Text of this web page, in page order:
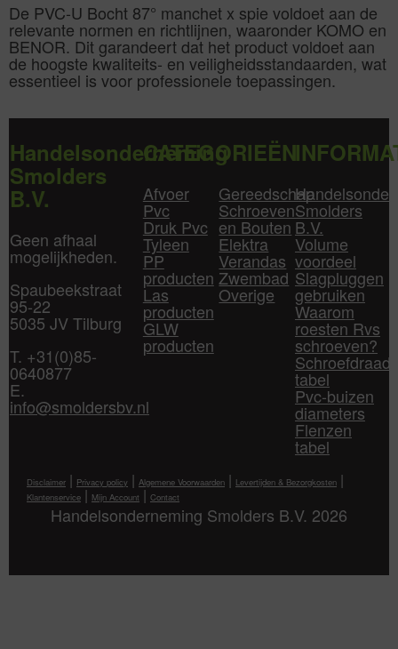
De PVC-U Bocht 87° manchet x spie voldoet aan de
relevante normen en richtlijnen, waaronder KOMO en
BENOR. Dit garandeert dat het product voldoet aan
de hoogste kwaliteits- en veiligheidsstandaarden, wat
essentieel is voor professionele toepassingen.
Handelsonderneming
Smolders
B.V.
Geen afhaal
mogelijkheden.
Spaubeekstraat
95-22
5035 JV Tilburg
T. +31(0)85-
0640877
E.
info@smoldersbv.nl
CATEGORIEËN
Afvoer
Pvc
Druk Pvc
Tyleen
PP
producten
Las
producten
GLW
producten
Gereedschap
Schroeven
en Bouten
Elektra
Verandas
Zwembad
Overige
Smolders
B.V.
Volume
voordeel
Slagpluggen
gebruiken
Waarom
roesten Rvs
schroeven?
Schroefdraad
tabel
Pvc-buizen
diameters
Flenzen
tabel
Disclaimer | Privacy policy | Algemene Voorwaarden | Levertijden & Bezorgkosten |
Klantenservice | Mijn Account | Contact
Handelsonderneming Smolders B.V. 2026